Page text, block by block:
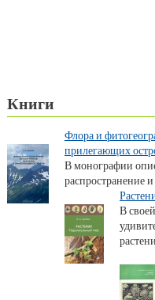
Книги
Флора и
прилегающих
В монографии
распространение
В